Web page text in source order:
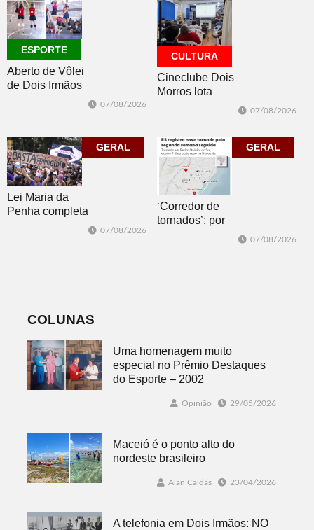
ESPORTE
Aberto de Vôlei
de Dois Irmãos
jogos
07/08/2026
CULTURA
Cineclube Dois
Morros lota
corpo que cai”
07/08/2026
GERAL
Lei Maria da
Penha completa
07/08/2026
GERAL
‘Corredor de
tornados’: por
07/08/2026
COLUNAS
Uma homenagem muito
especial no Prêmio Destaques
do Esporte – 2002
Opinião 29/05/2026
Maceió é o ponto alto do
nordeste brasileiro
Alan Caldas 23/04/2026
A telefonia em Dois Irmãos: NO